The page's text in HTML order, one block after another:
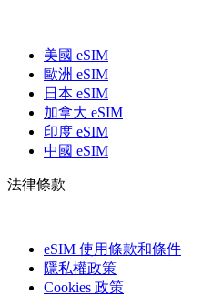
美國 eSIM
歐洲 eSIM
日本 eSIM
加拿大 eSIM
印度 eSIM
中國 eSIM
法律條款
eSIM 使用條款和條件
隱私權政策
Cookies 政策